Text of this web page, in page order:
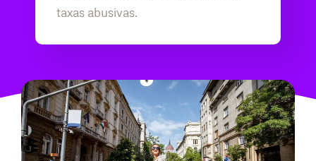
taxas abusivas.